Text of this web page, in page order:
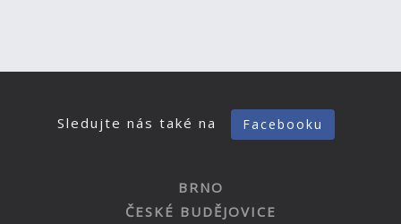
Sledujte nás také na Facebooku
BRNO
ČESKÉ BUDĚJOVICE